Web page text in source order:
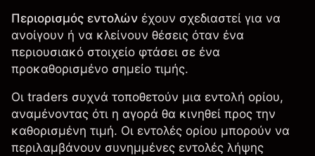
Περιορισμός εντολών έχουν σχεδιαστεί για να
ανοίγουν ή να κλείνουν θέσεις όταν ένα
περιουσιακό στοιχείο φτάσει σε ένα
προκαθορισμένο σημείο τιμής.
Οι traders συχνά τοποθετούν μια εντολή ορίου,
αναμένοντας ότι η αγορά θα κινηθεί προς την
καθορισμένη τιμή. Οι εντολές ορίου μπορούν να
περιλαμβάνουν συνημμένες εντολές λήψης